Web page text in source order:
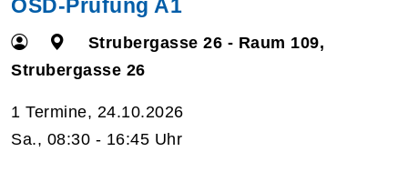
ÖSD-Prüfung A1
Strubergasse 26 - Raum 109,
Strubergasse 26
1 Termine, 24.10.2026
Sa., 08:30 - 16:45 Uhr